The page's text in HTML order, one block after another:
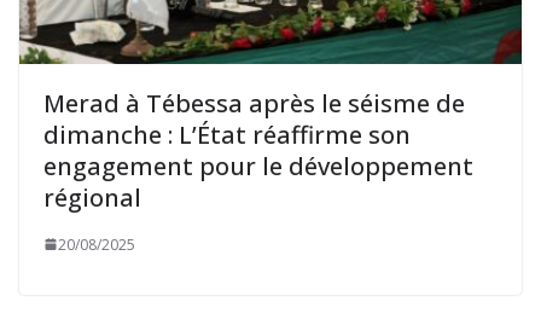
Merad à Tébessa après le séisme de
dimanche : L’État réaffirme son
engagement pour le développement
régional
20/08/2025